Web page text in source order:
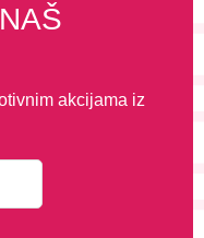
akcijama iz